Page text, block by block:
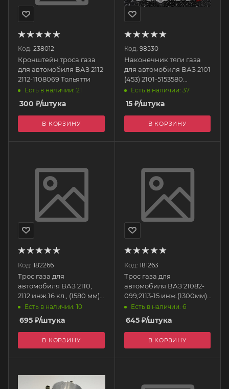
Код: 238012
Кронштейн троса газа
для автомобиля ВАЗ 2112
2112-1108069 Тольятти
Есть в наличии: 21
300 ₽/штука
В КОРЗИНУ
Код: 98530
Наконечник тяги газа
для автомобиля ВАЗ 2101
(453) 2101-5153580
Сызрань
Есть в наличии: 37
15₽/штука
В КОРЗИНУ
Код: 182266
Трос газа для
автомобиля ВАЗ 2110,
2112 инж.16 кл., (1580 мм)
AVP AS21103F
Автопартнер
Есть в наличии: 10
695 ₽/штука
В КОРЗИНУ
Код: 181263
Трос газа для
автомобиля ВАЗ 21082-
099,2113-15 инж.(1300мм)
21082-1108054-01 ДААЗ
Есть в наличии: 6
645₽/штука
В КОРЗИНУ